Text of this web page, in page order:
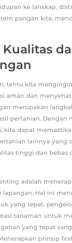
ke lanskap,
pangan kita,
tentu kita
aman dan
merupakan
pertanian. Dengan
kita dapat
lainnya yang
tinggi dan bebas
adalah
lapangan. Hal ini
yang tepat,
tanaman untuk
yang tepat
prinsip